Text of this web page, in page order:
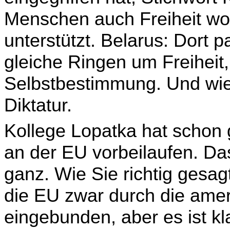
Menschen auch Freiheit
unterstützt. Belarus: Dort
gleiche Ringen um
Selbstbestimmung. Und
Diktatur.
Kollege Lopatka hat
an der EU vorbeilaufen.
ganz. Wie Sie richtig
die EU zwar durch die
eingebunden, aber es ist